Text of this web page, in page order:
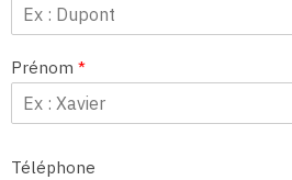
Prénom *
Téléphone